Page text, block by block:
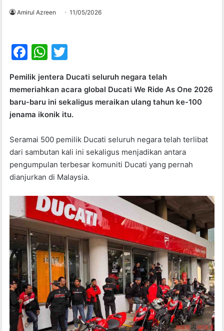
Amirul Azreen 11/05/2026
F
c
e
b
o
o
k
W
at
s
A
p
p
itt
er
Pemilik jentera Ducati seluruh negara telah
memeriahkan acara global Ducati We Ride As One 2026
baru-baru ini sekaligus meraikan ulang tahun ke-100
jenama ikonik itu.
Seramai 500 pemilik Ducati seluruh negara telah terlibat
dari sambutan kali ini sekaligus menjadikan antara
pengumpulan terbesar komuniti Ducati yang pernah
dianjurkan di Malaysia.